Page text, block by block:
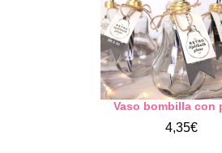
Vaso bombilla con
4,35€